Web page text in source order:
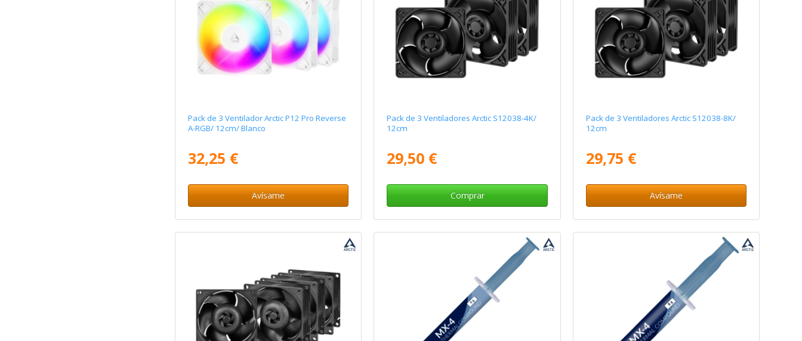
Pack de 3 Ventilador Arctic P12 Pro Reverse
A-RGB/ 12cm/ Blanco
32,25 €
Avísame
Pack de 3 Ventiladores Arctic S12038-4K/
12cm
29,50 €
Comprar
Pack de 3 Ventiladores Arctic S12038-8K/
12cm
29,75 €
Avísame